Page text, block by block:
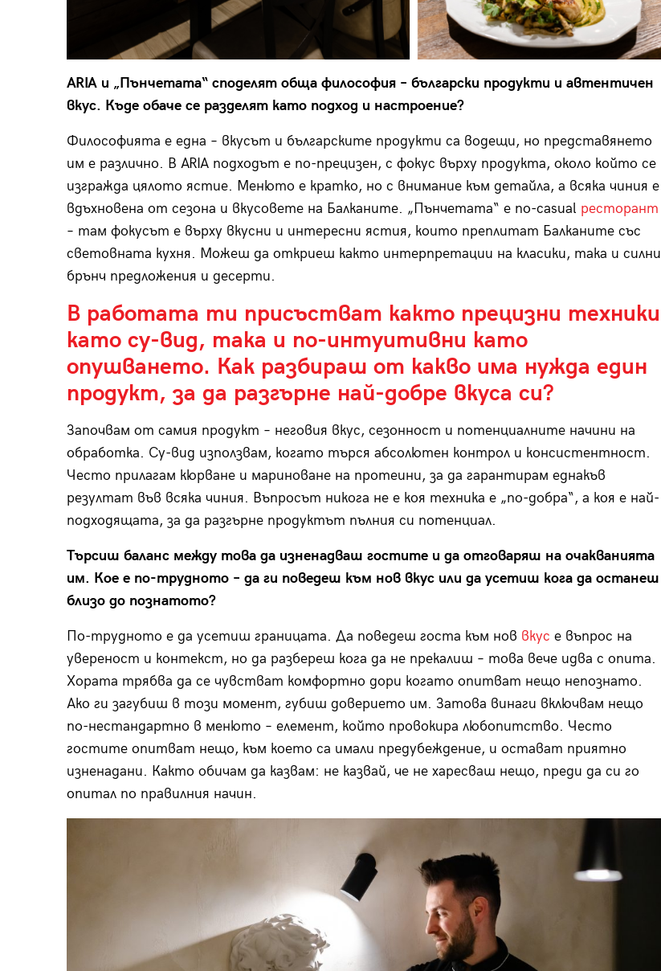
ARIA и „Пънчетата“ споделят обща философия – български продукти и автентичен
вкус. Къде обаче се разделят като подход и настроение?
Философията е една – вкусът и българските продукти са водещи, но представянето
им е различно. В ARIA подходът е по-прецизен, с фокус върху продукта, около който се
изгражда цялото ястие. Менюто е кратко, но с внимание към детайла, а всяка чиния е
вдъхновена от сезона и вкусовете на Балканите. „Пънчетата“ е по-casual ресторант
– там фокусът е върху вкусни и интересни ястия, които преплитат Балканите със
световната кухня. Можеш да откриеш както интерпретации на класики, така и силни
брънч предложения и десерти.
В работата ти присъстват както прецизни техники
като су-вид, така и по-интуитивни като
опушването. Как разбираш от какво има нужда един
продукт, за да разгърне най-добре вкуса си?
Започвам от самия продукт – неговия вкус, сезонност и потенциалните начини на
обработка. Су-вид използвам, когато търся абсолютен контрол и консистентност.
Често прилагам кюрване и мариноване на протеини, за да гарантирам еднакъв
резултат във всяка чиния. Въпросът никога не е коя техника е „по-добра“, а коя е най-
подходящата, за да разгърне продуктът пълния си потенциал.
Търсиш баланс между това да изненадваш гостите и да отговаряш на очакванията
им. Кое е по-трудното – да ги поведеш към нов вкус или да усетиш кога да останеш
близо до познатото?
По-трудното е да усетиш границата. Да поведеш госта към нов вкус е въпрос на
увереност и контекст, но да разбереш кога да не прекалиш – това вече идва с опита.
Хората трябва да се чувстват комфортно дори когато опитват нещо непознато.
Ако ги загубиш в този момент, губиш доверието им. Затова винаги включвам нещо
по-нестандартно в менюто – елемент, който провокира любопитство. Често
гостите опитват нещо, към което са имали предубеждение, и остават приятно
изненадани. Както обичам да казвам: не казвай, че не харесваш нещо, преди да си го
опитал по правилния начин.